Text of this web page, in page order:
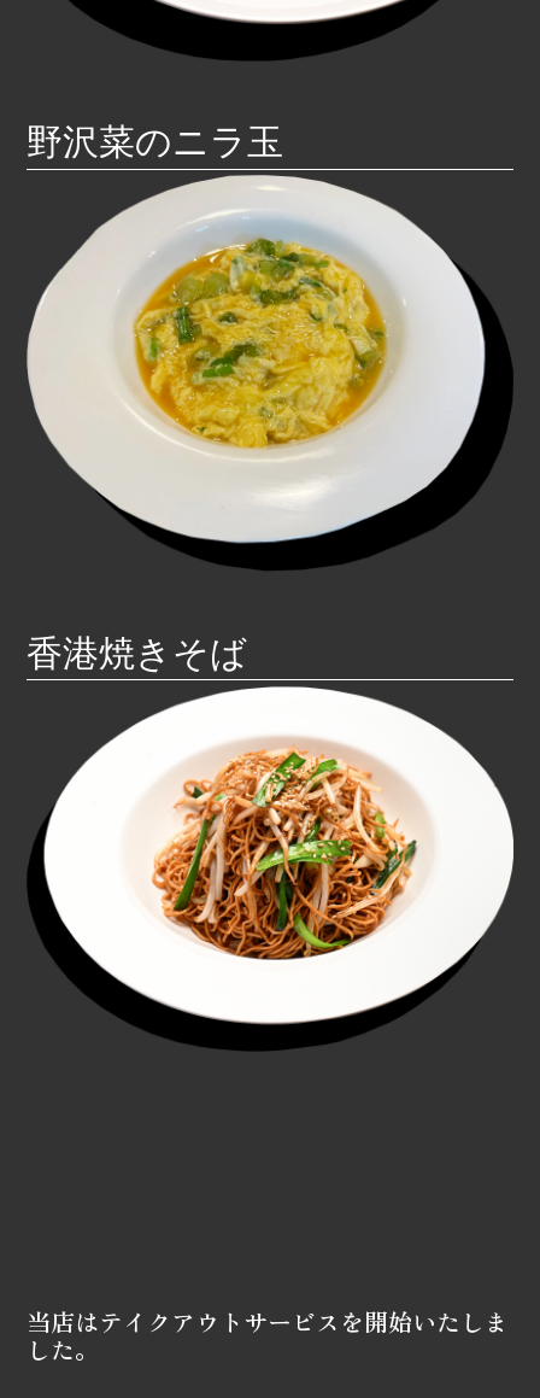
野沢菜のニラ玉
香港焼きそば
当店はテイクアウトサービスを開始いたしま
した。